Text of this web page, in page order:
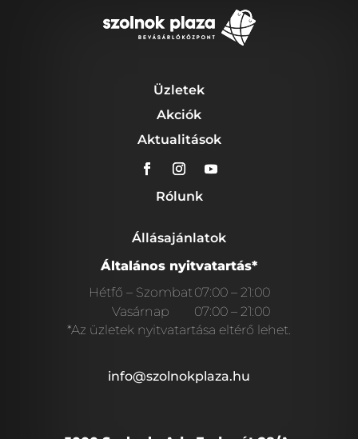
Üzletek
Akciók
Aktualitások
Rólunk
Állásajánlatok
Általános nyitvatartás*
Hétfő – Szombat07:00 – 21:00
Vasárnap
07:00 – 21:00
*Az üzletek nyitvatartása eltérő lehet.
info@szolnokplaza.hu